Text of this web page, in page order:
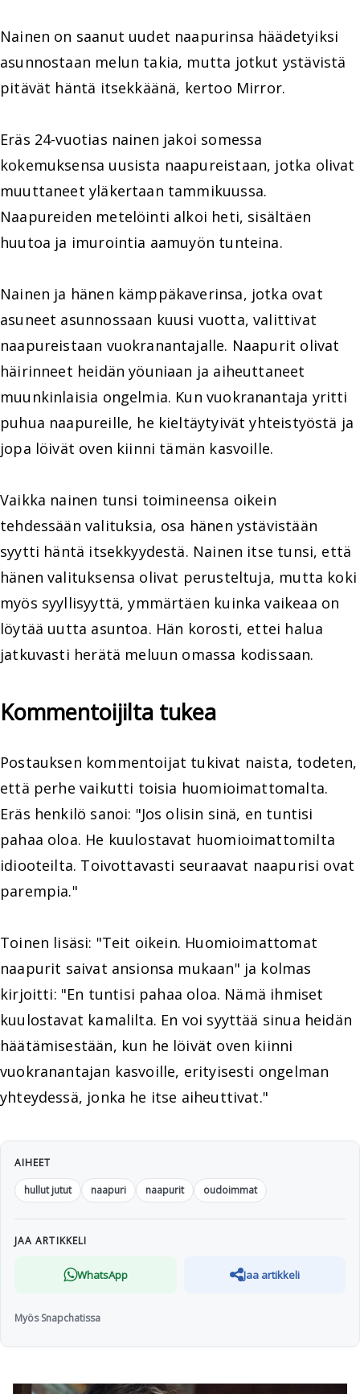
Nainen on saanut uudet naapurinsa häädetyiksi
asunnostaan melun takia, mutta jotkut ystävistä
pitävät häntä itsekkäänä, kertoo Mirror.
Eräs 24-vuotias nainen jakoi somessa
kokemuksensa uusista naapureistaan, jotka olivat
muuttaneet yläkertaan tammikuussa.
Naapureiden metelöinti alkoi heti, sisältäen
huutoa ja imurointia aamuyön tunteina.
Nainen ja hänen kämppäkaverinsa, jotka ovat
asuneet asunnossaan kuusi vuotta, valittivat
naapureistaan vuokranantajalle. Naapurit olivat
häirinneet heidän yöuniaan ja aiheuttaneet
muunkinlaisia ongelmia. Kun vuokranantaja yritti
puhua naapureille, he kieltäytyivät yhteistyöstä ja
jopa löivät oven kiinni tämän kasvoille.
Vaikka nainen tunsi toimineensa oikein
tehdessään valituksia, osa hänen ystävistään
syytti häntä itsekkyydestä. Nainen itse tunsi, että
hänen valituksensa olivat perusteltuja, mutta koki
myös syyllisyyttä, ymmärtäen kuinka vaikeaa on
löytää uutta asuntoa. Hän korosti, ettei halua
jatkuvasti herätä meluun omassa kodissaan.
Kommentoijilta tukea
Postauksen kommentoijat tukivat naista, todeten,
että perhe vaikutti toisia huomioimattomalta.
Eräs henkilö sanoi: "Jos olisin sinä, en tuntisi
pahaa oloa. He kuulostavat huomioimattomilta
idiooteilta. Toivottavasti seuraavat naapurisi ovat
parempia."
Toinen lisäsi: "Teit oikein. Huomioimattomat
naapurit saivat ansionsa mukaan" ja kolmas
kirjoitti: "En tuntisi pahaa oloa. Nämä ihmiset
kuulostavat kamalilta. En voi syyttää sinua heidän
häätämisestään, kun he löivät oven kiinni
vuokranantajan kasvoille, erityisesti ongelman
yhteydessä, jonka he itse aiheuttivat."
AIHEET
hullut jutut
naapuri naapurit oudoimmat
JAA ARTIKKELI
WhatsApp Jaa artikkeli
Myös Snapchatissa